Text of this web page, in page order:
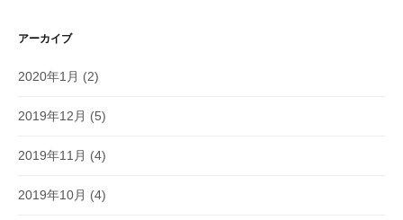
アーカイブ
2020年1月 (2)
2019年12月 (5)
2019年11月 (4)
2019年10月 (4)